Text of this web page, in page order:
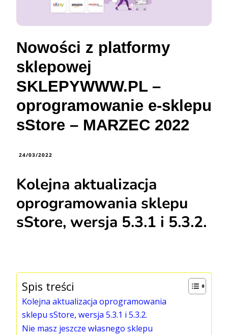
Nowości z platformy
sklepowej
SKLEPYWWW.PL –
oprogramowanie e-sklepu
sStore – MARZEC 2022
24/03/2022
Kolejna aktualizacja
oprogramowania sklepu
sStore, wersja 5.3.1 i 5.3.2.
Spis treści
Kolejna aktualizacja oprogramowania
sklepu sStore, wersja 5.3.1 i 5.3.2.
Nie masz jeszcze własnego sklepu